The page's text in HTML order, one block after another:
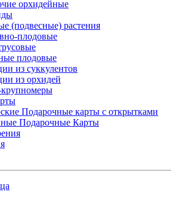
орхидейные
(подвесные) растения
плодовые
плодовые
из суккулентов
из орхидей
крупномеры
Подарочные карты с открытками
Подарочные Карты